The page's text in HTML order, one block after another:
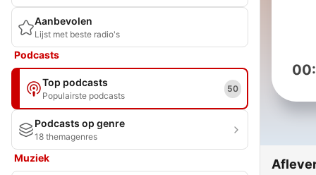
Aanbevolen
Lijst met beste radio's
Podcasts
Top podcasts
Populairste podcasts
50
Podcasts op genre
18 themagenres
Muziek